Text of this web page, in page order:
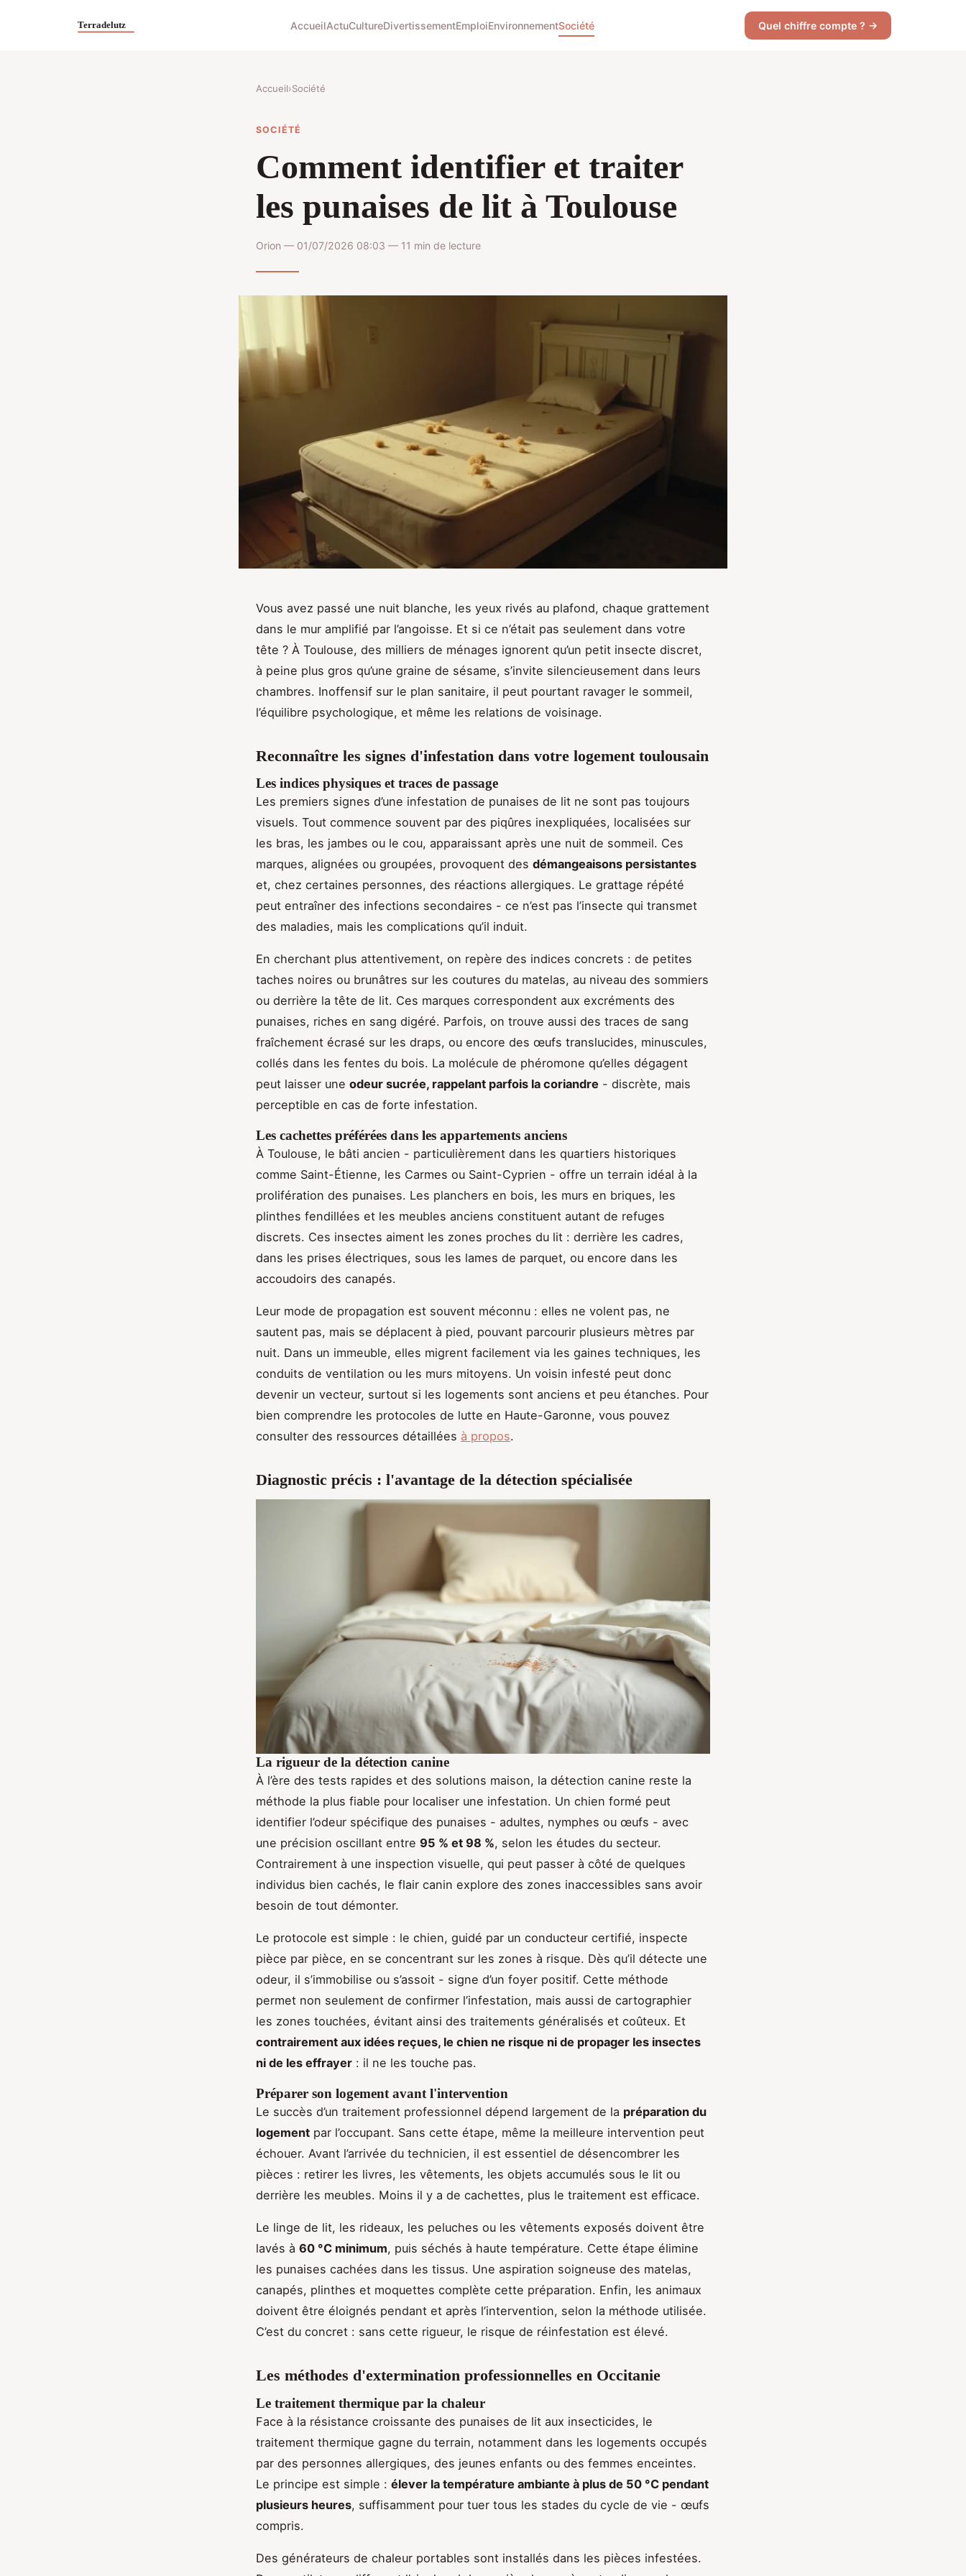
AccueilActuCultureDivertissementEmploiEnvironnementSociété Quel chiffre compte ? →
Accueil›Société
SOCIÉTÉ
Comment identifier et traiter
les punaises de lit à Toulouse
Orion — 01/07/2026 08:03 — 11 min de lecture
Vous avez passé une nuit blanche, les yeux rivés au plafond, chaque grattement
dans le mur amplifié par l’angoisse. Et si ce n’était pas seulement dans votre
tête ? À Toulouse, des milliers de ménages ignorent qu’un petit insecte discret,
à peine plus gros qu’une graine de sésame, s’invite silencieusement dans leurs
chambres. Inoffensif sur le plan sanitaire, il peut pourtant ravager le sommeil,
l’équilibre psychologique, et même les relations de voisinage.
Reconnaître les signes d'infestation dans votre logement toulousain
Les indices physiques et traces de passage
Les premiers signes d’une infestation de punaises de lit ne sont pas toujours
visuels. Tout commence souvent par des piqûres inexpliquées, localisées sur
les bras, les jambes ou le cou, apparaissant après une nuit de sommeil. Ces
marques, alignées ou groupées, provoquent des démangeaisons persistantes
et, chez certaines personnes, des réactions allergiques. Le grattage répété
peut entraîner des infections secondaires - ce n’est pas l’insecte qui transmet
des maladies, mais les complications qu’il induit.
En cherchant plus attentivement, on repère des indices concrets : de petites
taches noires ou brunâtres sur les coutures du matelas, au niveau des sommiers
ou derrière la tête de lit. Ces marques correspondent aux excréments des
punaises, riches en sang digéré. Parfois, on trouve aussi des traces de sang
fraîchement écrasé sur les draps, ou encore des œufs translucides, minuscules,
collés dans les fentes du bois. La molécule de phéromone qu’elles dégagent
peut laisser une odeur sucrée, rappelant parfois la coriandre - discrète, mais
perceptible en cas de forte infestation.
Les cachettes préférées dans les appartements anciens
À Toulouse, le bâti ancien - particulièrement dans les quartiers historiques
comme Saint-Étienne, les Carmes ou Saint-Cyprien - offre un terrain idéal à la
prolifération des punaises. Les planchers en bois, les murs en briques, les
plinthes fendillées et les meubles anciens constituent autant de refuges
discrets. Ces insectes aiment les zones proches du lit : derrière les cadres,
dans les prises électriques, sous les lames de parquet, ou encore dans les
accoudoirs des canapés.
Leur mode de propagation est souvent méconnu : elles ne volent pas, ne
sautent pas, mais se déplacent à pied, pouvant parcourir plusieurs mètres par
nuit. Dans un immeuble, elles migrent facilement via les gaines techniques, les
conduits de ventilation ou les murs mitoyens. Un voisin infesté peut donc
devenir un vecteur, surtout si les logements sont anciens et peu étanches. Pour
bien comprendre les protocoles de lutte en Haute-Garonne, vous pouvez
consulter des ressources détaillées à propos.
Diagnostic précis : l'avantage de la détection spécialisée
La rigueur de la détection canine
À l’ère des tests rapides et des solutions maison, la détection canine reste la
méthode la plus fiable pour localiser une infestation. Un chien formé peut
identifier l’odeur spécifique des punaises - adultes, nymphes ou œufs - avec
une précision oscillant entre 95 % et 98 %, selon les études du secteur.
Contrairement à une inspection visuelle, qui peut passer à côté de quelques
individus bien cachés, le flair canin explore des zones inaccessibles sans avoir
besoin de tout démonter.
Le protocole est simple : le chien, guidé par un conducteur certifié, inspecte
pièce par pièce, en se concentrant sur les zones à risque. Dès qu’il détecte une
odeur, il s’immobilise ou s’assoit - signe d’un foyer positif. Cette méthode
permet non seulement de confirmer l’infestation, mais aussi de cartographier
les zones touchées, évitant ainsi des traitements généralisés et coûteux. Et
contrairement aux idées reçues, le chien ne risque ni de propager les insectes
ni de les effrayer : il ne les touche pas.
Préparer son logement avant l'intervention
Le succès d’un traitement professionnel dépend largement de la préparation du
logement par l’occupant. Sans cette étape, même la meilleure intervention peut
échouer. Avant l’arrivée du technicien, il est essentiel de désencombrer les
pièces : retirer les livres, les vêtements, les objets accumulés sous le lit ou
derrière les meubles. Moins il y a de cachettes, plus le traitement est efficace.
Le linge de lit, les rideaux, les peluches ou les vêtements exposés doivent être
lavés à 60 °C minimum, puis séchés à haute température. Cette étape élimine
les punaises cachées dans les tissus. Une aspiration soigneuse des matelas,
canapés, plinthes et moquettes complète cette préparation. Enfin, les animaux
doivent être éloignés pendant et après l’intervention, selon la méthode utilisée.
C’est du concret : sans cette rigueur, le risque de réinfestation est élevé.
Les méthodes d'extermination professionnelles en Occitanie
Le traitement thermique par la chaleur
Face à la résistance croissante des punaises de lit aux insecticides, le
traitement thermique gagne du terrain, notamment dans les logements occupés
par des personnes allergiques, des jeunes enfants ou des femmes enceintes.
Le principe est simple : élever la température ambiante à plus de 50 °C pendant
plusieurs heures, suffisamment pour tuer tous les stades du cycle de vie - œufs
compris.
Des générateurs de chaleur portables sont installés dans les pièces infestées.